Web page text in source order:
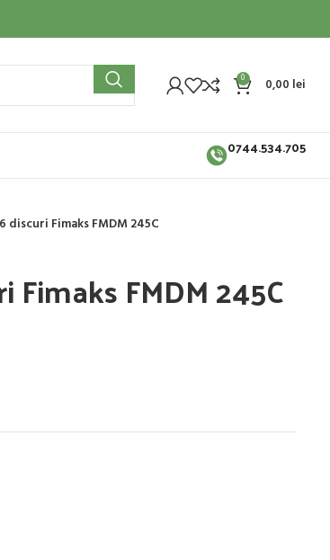
0 0,00 lei
0744.534.705
discuri Fimaks FMDM 245C
FMDM 245C